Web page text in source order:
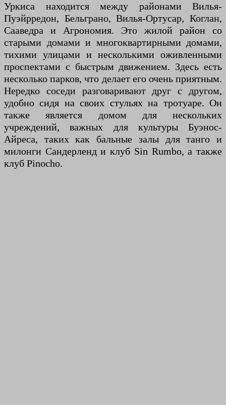
Уркиса находится между районами Вилья-
Пуэйрредон, Бельграно, Вилья-Ортусар, Коглан,
Сааведра и Агрономия. Это жилой район со
старыми домами и многоквартирными домами,
тихими улицами и несколькими оживленными
проспектами с быстрым движением. Здесь есть
несколько парков, что делает его очень приятным.
Нередко соседи разговаривают друг с другом,
удобно сидя на своих стульях на тротуаре. Он
также является домом для нескольких
учреждений, важных для культуры Буэнос-
Айреса, таких как бальные залы для танго и
милонги Сандерленд и клуб Sin Rumbo, а также
клуб Pinocho.